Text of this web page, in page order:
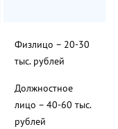
Физлицо – 20-30
тыс. рублей
Должностное
лицо – 40-60 тыс.
рублей